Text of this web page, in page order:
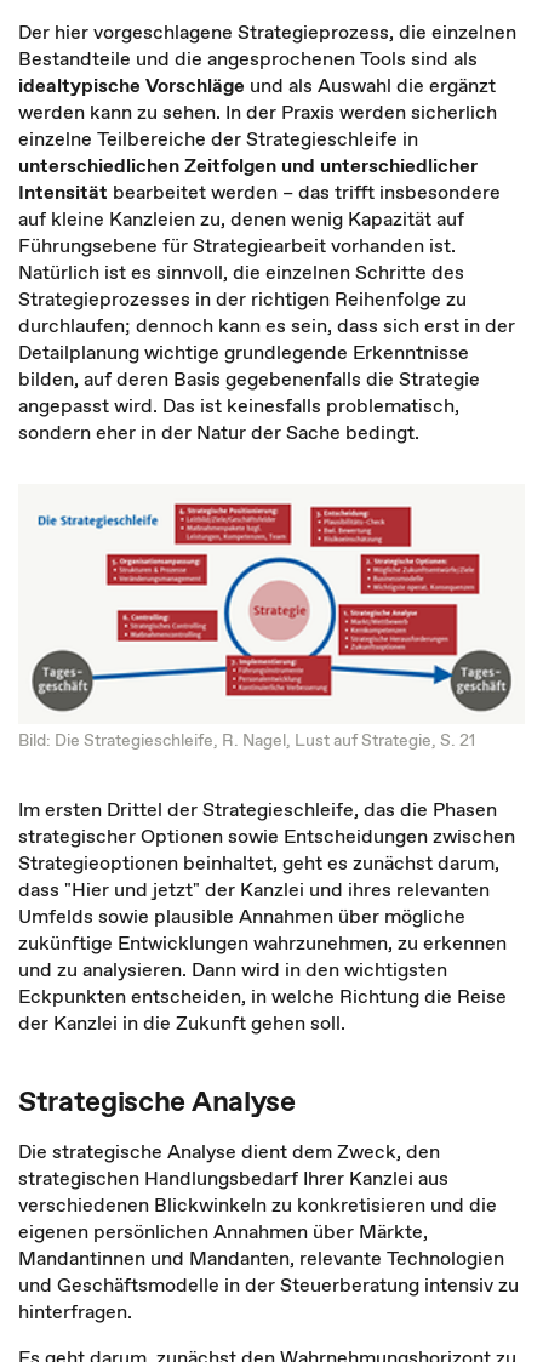
Der hier vorgeschlagene Strategieprozess, die einzelnen
Bestandteile und die angesprochenen Tools sind als
idealtypische Vorschläge und als Auswahl die ergänzt
werden kann zu sehen. In der Praxis werden sicherlich
einzelne Teilbereiche der Strategieschleife in
unterschiedlichen Zeitfolgen und unterschiedlicher
Intensität bearbeitet werden – das trifft insbesondere
auf kleine Kanzleien zu, denen wenig Kapazität auf
Führungsebene für Strategiearbeit vorhanden ist.
Natürlich ist es sinnvoll, die einzelnen Schritte des
Strategieprozesses in der richtigen Reihenfolge zu
durchlaufen; dennoch kann es sein, dass sich erst in der
Detailplanung wichtige grundlegende Erkenntnisse
bilden, auf deren Basis gegebenenfalls die Strategie
angepasst wird. Das ist keinesfalls problematisch,
sondern eher in der Natur der Sache bedingt.
Bild: Die Strategieschleife, R. Nagel, Lust auf Strategie, S. 21
Im ersten Drittel der Strategieschleife, das die Phasen
strategischer Optionen sowie Entscheidungen zwischen
Strategieoptionen beinhaltet, geht es zunächst darum,
dass "Hier und jetzt" der Kanzlei und ihres relevanten
Umfelds sowie plausible Annahmen über mögliche
zukünftige Entwicklungen wahrzunehmen, zu erkennen
und zu analysieren. Dann wird in den wichtigsten
Eckpunkten entscheiden, in welche Richtung die Reise
der Kanzlei in die Zukunft gehen soll.
Strategische Analyse
Die strategische Analyse dient dem Zweck, den
strategischen Handlungsbedarf Ihrer Kanzlei aus
verschiedenen Blickwinkeln zu konkretisieren und die
eigenen persönlichen Annahmen über Märkte,
Mandantinnen und Mandanten, relevante Technologien
und Geschäftsmodelle in der Steuerberatung intensiv zu
hinterfragen.